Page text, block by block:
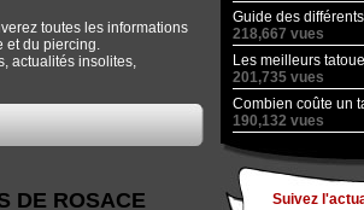
toutes les informations
et du piercing.
actualités insolites,
le plein d’infos.
DE ROSACE
Guide des
218,667 vues
Les meilleurs
201,735 vues
Combien coûte un
190,132 vues
Suivez